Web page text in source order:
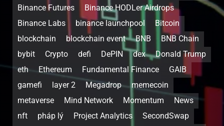
Binance Futures
Binance HODLer Airdrops
Binance Labs
binance launchpool
Bitcoin
blockchain
blockchain event BNB
BNB Chain
bybit
Crypto defi DePIN dex
Donald Trump
eth
Ethereum Fundamental Finance
GAIB
gamefi
layer 2 Megadrop
memecoin
metaverse
Mind Network Momentum
News
nft
pháp lý Project Analytics
SecondSwap